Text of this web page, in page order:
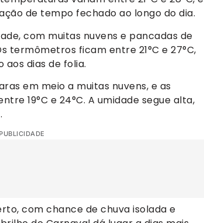
de tempo fechado ao longo do dia.
com muitas nuvens e pancadas de
termômetros ficam entre 21°C e 27°C,
dias de folia.
em meio a muitas nuvens, e as
19°C e 24°C. A umidade segue alta,
com chance de chuva isolada e